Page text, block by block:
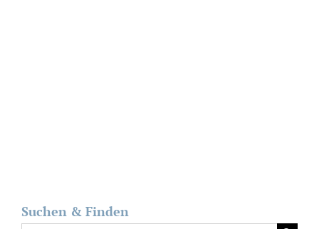
Suchen & Finden